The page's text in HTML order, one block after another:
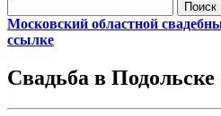
Московский областной
ссылке
Свадьба в